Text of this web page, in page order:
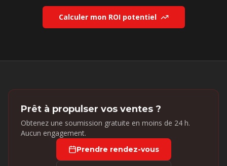
Calculer mon ROI potentiel
Prêt à propulser vos ventes ?
Obtenez une soumission gratuite en moins de 24 h.
Aucun engagement.
Prendre rendez-vous